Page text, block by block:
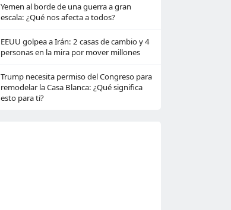
Yemen al borde de una guerra a gran
escala: ¿Qué nos afecta a todos?
EEUU golpea a Irán: 2 casas de cambio y 4
personas en la mira por mover millones
Trump necesita permiso del Congreso para
remodelar la Casa Blanca: ¿Qué significa
esto para ti?